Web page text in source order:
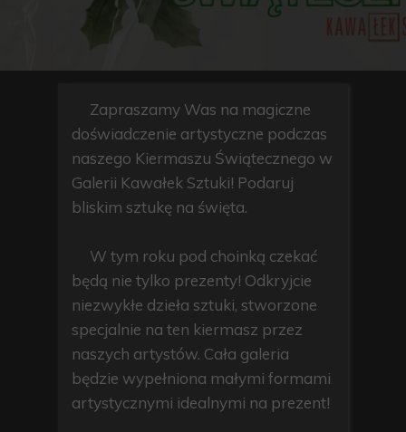
Zapraszamy Was na magiczne
doświadczenie artystyczne podczas
naszego Kiermaszu Świątecznego w
Galerii Kawałek Sztuki! Podaruj
bliskim sztukę na święta.
W tym roku pod choinką czekać
będą nie tylko prezenty! Odkryjcie
niezwykłe dzieła sztuki, stworzone
specjalnie na ten kiermasz przez
naszych artystów. Cała galeria
będzie wypełniona małymi formami
artystycznymi idealnymi na prezent!